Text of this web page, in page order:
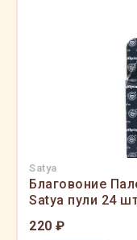
Satya
Благовоние
Satya пули 24
220 ₽